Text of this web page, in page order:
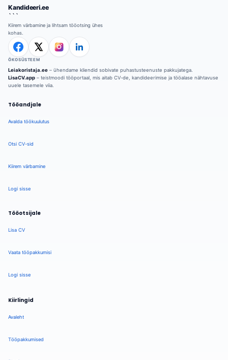
Kandideeri.ee
```
Kiirem värbamine ja lihtsam tööotsing ühes
kohas.
ÖKOSÜSTEEM
Leiakoristaja.ee – ühendame kliendid sobivate puhastusteenuste pakkujatega.
LisaCV.app – teistmoodi tööportaal, mis aitab CV-de, kandideerimise ja tööalase nähtavuse
uuele tasemele viia.
Tööandjale
Avalda töökuulutus
Otsi CV-sid
Kiirem värbamine
Logi sisse
Tööotsijale
Lisa CV
Vaata tööpakkumisi
Logi sisse
Kiirlingid
Avaleht
Tööpakkumised